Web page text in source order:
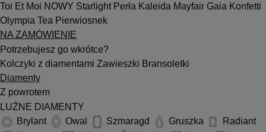
Toi Et Moi NOWY Starlight Perła Kaleida Mayfair Gaia Konfetti
Olympia Tea Pierwiosnek
NA ZAMÓWIENIE
Potrzebujesz go wkrótce?
Kolczyki z diamentami Zawieszki Bransoletki
Diamenty
Z powrotem
LUŹNE DIAMENTY
Brylant
Owal Szmaragd Gruszka
Radiant